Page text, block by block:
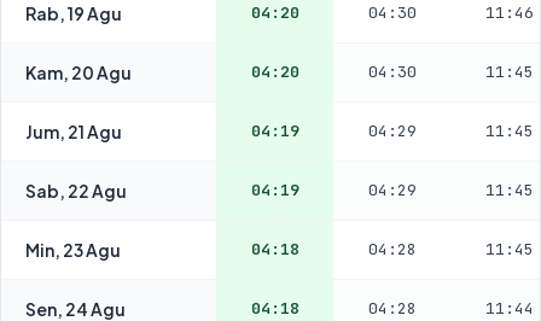
Rab, 19 Agu 04:20 04:30 11:46
Kam, 20 Agu 04:20 04:30 11:45
Jum, 21 Agu 04:19 04:29 11:45
Sab, 22 Agu 04:19 04:29 11:45
Min, 23 Agu 04:18 04:28 11:45
Sen, 24 Agu 04:18 04:28 11:44